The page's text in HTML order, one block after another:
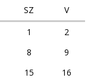
SZ
V
1
2
8
9
15
16